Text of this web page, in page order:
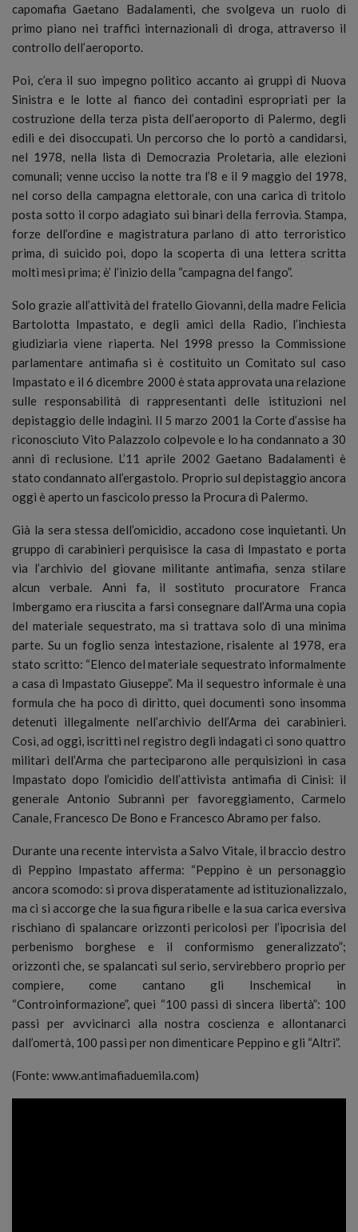
capomafia Gaetano Badalamenti, che svolgeva un ruolo di
primo piano nei traffici internazionali di droga, attraverso il
controllo dell’aeroporto.
Poi, c’era il suo impegno politico accanto ai gruppi di Nuova
Sinistra e le lotte al fianco dei contadini espropriati per la
costruzione della terza pista dell’aeroporto di Palermo, degli
edili e dei disoccupati. Un percorso che lo portò a candidarsi,
nel 1978, nella lista di Democrazia Proletaria, alle elezioni
comunali; venne ucciso la notte tra l’8 e il 9 maggio del 1978,
nel corso della campagna elettorale, con una carica di tritolo
posta sotto il corpo adagiato sui binari della ferrovia. Stampa,
forze dell’ordine e magistratura parlano di atto terroristico
prima, di suicido poi, dopo la scoperta di una lettera scritta
molti mesi prima; è’ l’inizio della “campagna del fango”.
Solo grazie all’attività del fratello Giovanni, della madre Felicia
Bartolotta Impastato, e degli amici della Radio, l’inchiesta
giudiziaria viene riaperta. Nel 1998 presso la Commissione
parlamentare antimafia si è costituito un Comitato sul caso
Impastato e il 6 dicembre 2000 è stata approvata una relazione
sulle responsabilità di rappresentanti delle istituzioni nel
depistaggio delle indagini. Il 5 marzo 2001 la Corte d’assise ha
riconosciuto Vito Palazzolo colpevole e lo ha condannato a 30
anni di reclusione. L’11 aprile 2002 Gaetano Badalamenti è
stato condannato all’ergastolo. Proprio sul depistaggio ancora
oggi è aperto un fascicolo presso la Procura di Palermo.
Già la sera stessa dell’omicidio, accadono cose inquietanti. Un
gruppo di carabinieri perquisisce la casa di Impastato e porta
via l’archivio del giovane militante antimafia, senza stilare
alcun verbale. Anni fa, il sostituto procuratore Franca
Imbergamo era riuscita a farsi consegnare dall’Arma una copia
del materiale sequestrato, ma si trattava solo di una minima
parte. Su un foglio senza intestazione, risalente al 1978, era
stato scritto: “Elenco del materiale sequestrato informalmente
a casa di Impastato Giuseppe”. Ma il sequestro informale è una
formula che ha poco di diritto, quei documenti sono insomma
detenuti illegalmente nell’archivio dell’Arma dei carabinieri.
Così, ad oggi, iscritti nel registro degli indagati ci sono quattro
militari dell’Arma che parteciparono alle perquisizioni in casa
Impastato dopo l’omicidio dell’attivista antimafia di Cinisi: il
generale Antonio Subranni per favoreggiamento, Carmelo
Canale, Francesco De Bono e Francesco Abramo per falso.
Durante una recente intervista a Salvo Vitale, il braccio destro
di Peppino Impastato afferma: “Peppino è un personaggio
ancora scomodo: si prova disperatamente ad istituzionalizzalo,
ma ci si accorge che la sua figura ribelle e la sua carica eversiva
rischiano di spalancare orizzonti pericolosi per l’ipocrisia del
perbenismo borghese e il conformismo generalizzato”;
orizzonti che, se spalancati sul serio, servirebbero proprio per
compiere, come cantano gli Inschemical in
“Controinformazione”, quei “100 passi di sincera libertà”: 100
passi per avvicinarci alla nostra coscienza e allontanarci
dall’omertà, 100 passi per non dimenticare Peppino e gli “Altri”.
(Fonte: www.antimafiaduemila.com)